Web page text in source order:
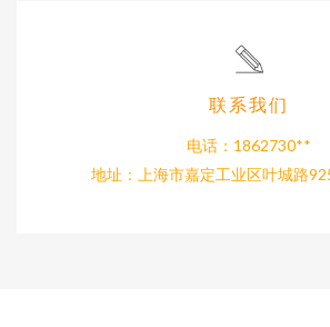
联系我们
电话：1862730**
地址：上海市嘉定工业区叶城路